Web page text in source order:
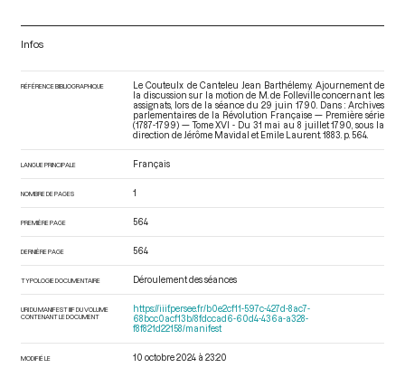
Infos
RÉFÉRENCE BIBLIOGRAPHIQUE
Le Couteulx de Canteleu Jean Barthélemy. Ajournement de
la discussion sur la motion de M. de Folleville concernant les
assignats, lors de la séance du 29 juin 1790. Dans : Archives
parlementaires de la Révolution Française — Première série
(1787-1799) — Tome XVI - Du 31 mai au 8 juillet 1790 , sous la
direction de Jérôme Mavidal et Emile Laurent. 1883. p. 564.
LANGUE PRINCIPALE Français
NOMBRE DE PAGES 1
PREMIÈRE PAGE 564
DERNIÈRE PAGE 564
TYPOLOGIE DOCUMENTAIRE Déroulement des séances
URI DU MANIFEST IIIF DU VOLUME
CONTENANT LE DOCUMENT
https://iiif.persee.fr/b0e2cf11-597c-427d-8ac7-
68bcc0acf13b/8fdccad6-60d4-436a-a328-
f8f821d22158/manifest
MODIFIÉ LE 10 octobre 2024 à 23:20